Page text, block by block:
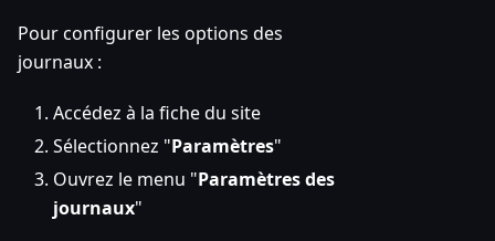
Pour configurer les options des
journaux :
Accédez à la fiche du site
Sélectionnez "Paramètres"
Ouvrez le menu "Paramètres des
journaux"